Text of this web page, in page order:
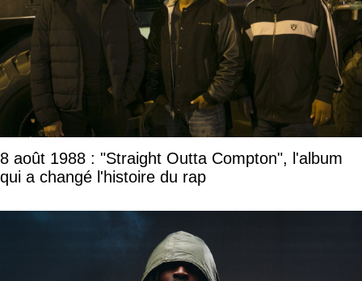
8 août 1988 : "Straight Outta Compton", l'album
qui a changé l'histoire du rap